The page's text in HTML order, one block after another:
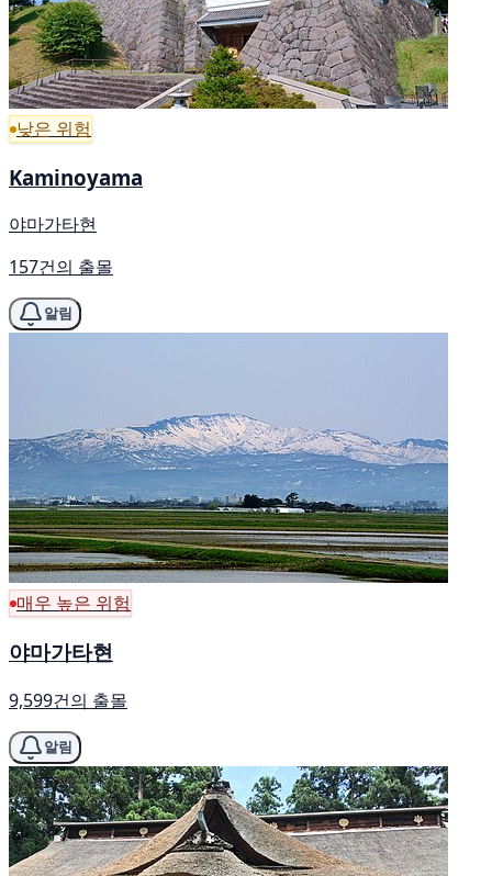
낮은 위험
Kaminoyama
야마가타현
157건의 출몰
알림
매우 높은 위험
야마가타현
9,599건의 출몰
알림